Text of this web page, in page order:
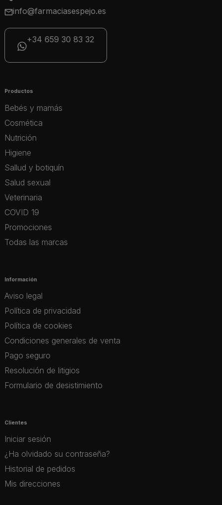
info@farmaciasespejo.es
+34 659 30 83 32
Productos
Bebés y mamás
Cosmética
Nutrición
Higiene
Sallud y botiquín
Salud sexual
Veterinaria
COVID 19
Promociones
Todas las marcas
Información
Aviso legal
Política de privacidad
Política de cookies
Condiciones generales de venta
Pago seguro
Resolución de litigios
Formulario de desistimiento
Clientes
Iniciar sesión
¿Ha olvidado su contraseña?
Historial de pedidos
Mis direcciones